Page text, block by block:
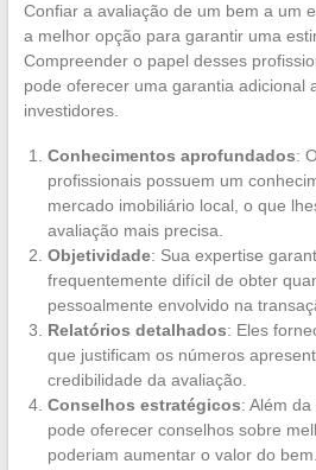
Confiar a avaliação de um bem a um
a melhor opção para garantir uma
Compreender o papel desses
pode oferecer uma garantia adicional
investidores.
Conhecimentos aprofundados:
profissionais possuem um
mercado imobiliário local, o que
avaliação mais precisa.
Objetividade: Sua expertise
frequentemente difícil de obter
pessoalmente envolvido na
Relatórios detalhados: Eles
que justificam os números
credibilidade da avaliação.
Conselhos estratégicos: Além
pode oferecer conselhos sobre
poderiam aumentar o valor do bem.